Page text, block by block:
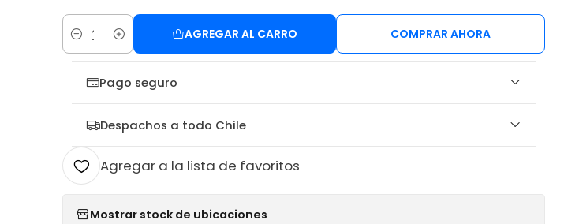
Cantidad
AGREGAR AL CARRO COMPRAR AHORA
Pago seguro
Despachos a todo Chile
Agregar a la lista de favoritos
Mostrar stock de ubicaciones